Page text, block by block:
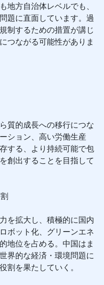
地方自治体レベルでも、
題に直面しています。過
制するための措置が講じ
つながる可能性がありま
質的成長への移行につな
ション、高い労働生産
する、より持続可能で包
創出することを目指して
を拡大し、積極的に国内
ボット化、グリーンエネ
地位を占める。中国はま
界的な経済・環境問題に
割を果たしていく。